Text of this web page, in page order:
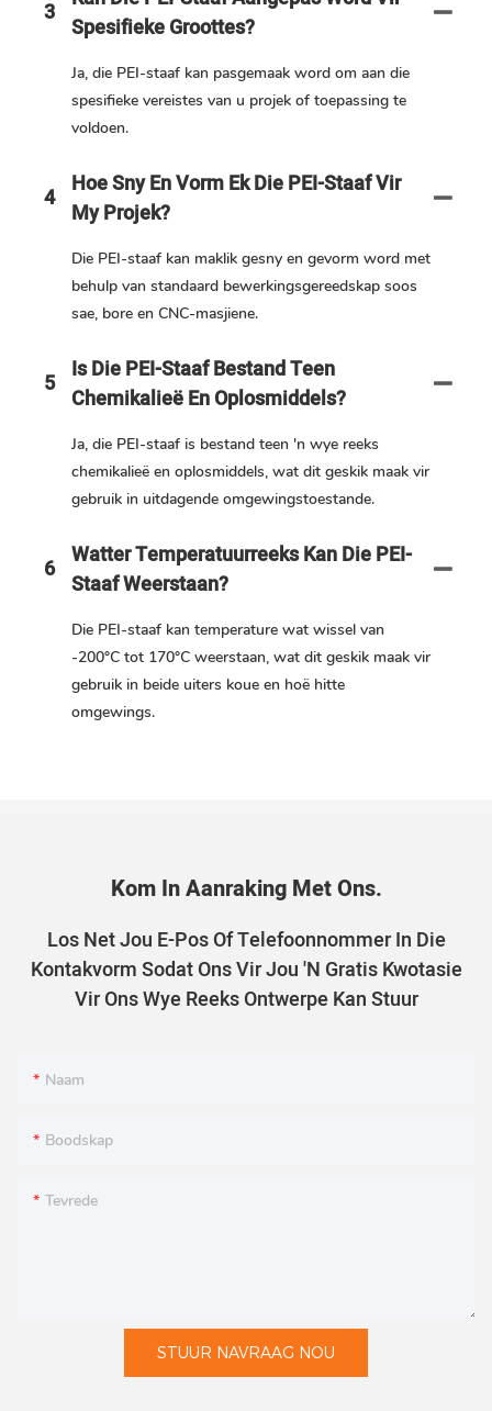
3 Spesifieke Groottes?
Ja, die PEI-staaf kan pasgemaak word om aan die
spesifieke vereistes van u projek of toepassing te
voldoen.
4 Hoe Sny En Vorm Ek Die PEI-Staaf Vir
My Projek?
Die PEI-staaf kan maklik gesny en gevorm word met
behulp van standaard bewerkingsgereedskap soos
sae, bore en CNC-masjiene.
5 Is Die PEI-Staaf Bestand Teen
Chemikalieë En Oplosmiddels?
Ja, die PEI-staaf is bestand teen 'n wye reeks
chemikalieë en oplosmiddels, wat dit geskik maak vir
gebruik in uitdagende omgewingstoestande.
6 Watter Temperatuurreeks Kan Die PEI-
Staaf Weerstaan?
Die PEI-staaf kan temperature wat wissel van
-200°C tot 170°C weerstaan, wat dit geskik maak vir
gebruik in beide uiters koue en hoë hitte
omgewings.
Kom In Aanraking Met Ons.
Los Net Jou E-Pos Of Telefoonnommer In Die
Kontakvorm Sodat Ons Vir Jou 'n Gratis Kwotasie
Vir Ons Wye Reeks Ontwerpe Kan Stuur
Naam
Boodskap
Tevrede
STUUR NAVRAAG NOU